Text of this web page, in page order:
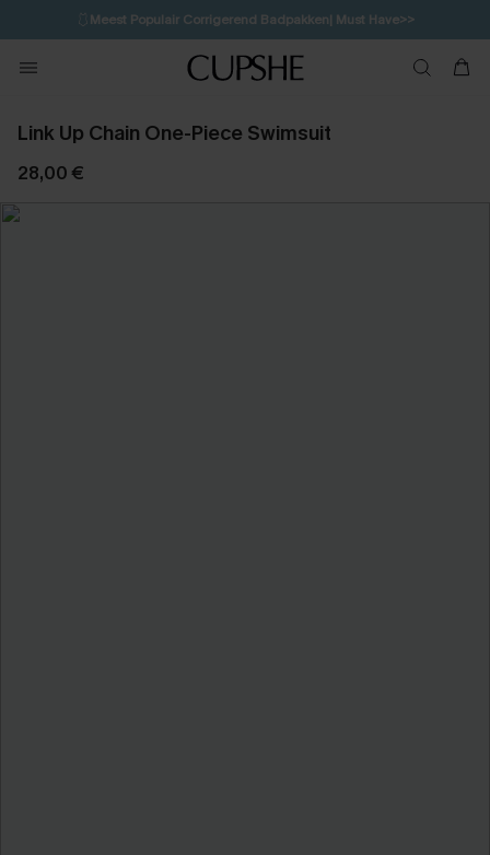
🩱Meest Populair Corrigerend Badpakken| Must Have>>
💌Abonneer je & ontvang tot 15% korting>>
Koop 2, krijg 10% korting | CODE: AG18
Link Up Chain One-Piece Swimsuit
28,00 €